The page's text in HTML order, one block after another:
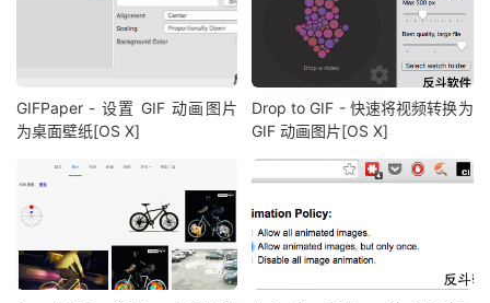
GIFPaper - 设置 GIF 动画图片
为桌面壁纸[OS X]
Drop to GIF - 快速将视频转换为
GIF 动画图片[OS X]